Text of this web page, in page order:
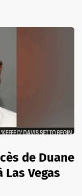
de Duane
Las Vegas